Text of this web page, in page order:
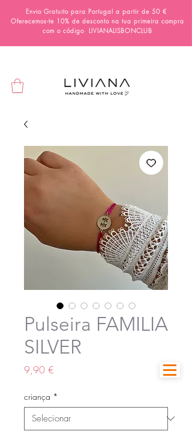
Envio Gratuito para Portugal a partir de 50 €
Oferecemos-te 10% de desconto na tua primeira compra
com o código
LIVIANALISBONCLUB
Pulseira FAMILIA
SILVER
9,90 €
criança *